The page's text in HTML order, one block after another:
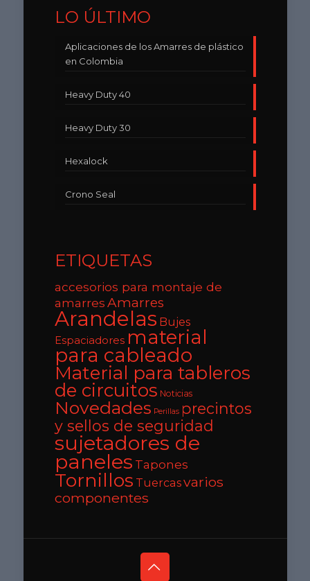
LO ÚLTIMO
Aplicaciones de los Amarres de plástico
en Colombia
Heavy Duty 40
Heavy Duty 30
Hexalock
Crono Seal
ETIQUETAS
accesorios para montaje de
amarresAmarres
Arandelas Bujes
Espaciadores material
para cableado
Material para tableros
de circuitos Noticias
Novedades Perillas precintos
y sellos de seguridad
sujetadores de
paneles Tapones
Tornillos Tuercasvarios
componentes